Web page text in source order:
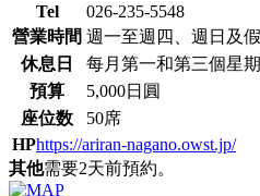
Tel
026-235-5548
營業時間 週一至週四、週日及
休息日
每月第一和第三個星
預算
5,000日圓
座位数
50席
HPhttps://ariran-nagano.owst.jp/
其他需要2天前預約。